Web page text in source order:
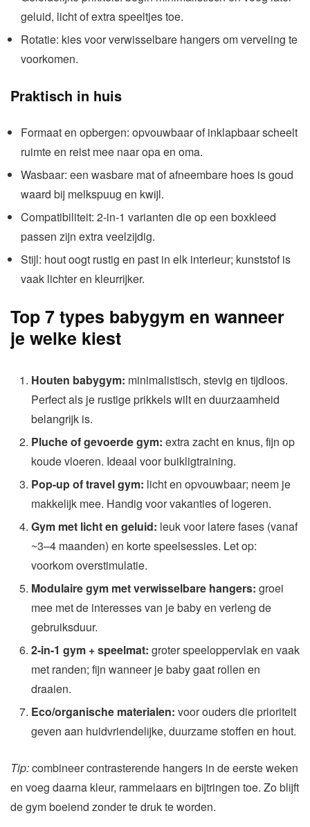
geluid, licht of extra speeltjes toe.
Rotatie: kies voor verwisselbare hangers om verveling te
voorkomen.
Praktisch in huis
Formaat en opbergen: opvouwbaar of inklapbaar scheelt
ruimte en reist mee naar opa en oma.
Wasbaar: een wasbare mat of afneembare hoes is goud
waard bij melkspuug en kwijl.
Compatibiliteit: 2-in-1 varianten die op een boxkleed
passen zijn extra veelzijdig.
Stijl: hout oogt rustig en past in elk interieur; kunststof is
vaak lichter en kleurrijker.
Top 7 types babygym en wanneer
je welke kiest
Houten babygym: minimalistisch, stevig en tijdloos.
Perfect als je rustige prikkels wilt en duurzaamheid
belangrijk is.
Pluche of gevoerde gym: extra zacht en knus, fijn op
koude vloeren. Ideaal voor buikligtraining.
Pop-up of travel gym: licht en opvouwbaar; neem je
makkelijk mee. Handig voor vakanties of logeren.
Gym met licht en geluid: leuk voor latere fases (vanaf
~3–4 maanden) en korte speelsessies. Let op:
voorkom overstimulatie.
Modulaire gym met verwisselbare hangers: groei
mee met de interesses van je baby en verleng de
gebruiksduur.
2-in-1 gym + speelmat: groter speeloppervlak en vaak
met randen; fijn wanneer je baby gaat rollen en
draaien.
Eco/organische materialen: voor ouders die prioriteit
geven aan huidvriendelijke, duurzame stoffen en hout.
Tip:combineer contrasterende hangers in de eerste weken
en voeg daarna kleur, rammelaars en bijtringen toe. Zo blijft
de gym boeiend zonder te druk te worden.